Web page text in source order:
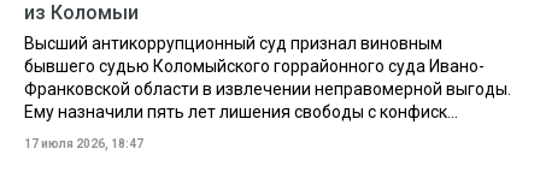
из Коломыи
Высший антикоррупционный суд признал виновным
бывшего судью Коломыйского горрайонного суда Ивано-
Франковской области в извлечении неправомерной выгоды.
Ему назначили пять лет лишения свободы с конфиск...
17 июля 2026, 18:47